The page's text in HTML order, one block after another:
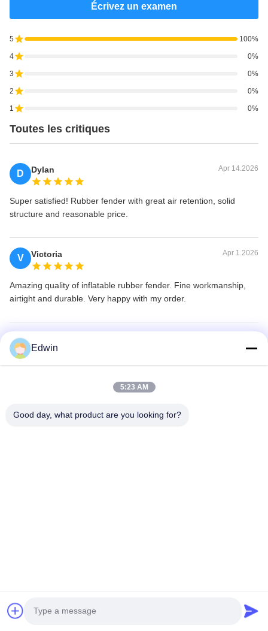
Écrivez un examen
5 100%
4 0%
3 0%
2 0%
1 0%
Toutes les critiques
D Dylan Apr 14.2026
Super satisfied! Rubber fender with great air retention, solid
structure and reasonable price.
V Victoria Apr 1.2026
Amazing quality of inflatable rubber fender. Fine workmanship,
airtight and durable. Very happy with my order.
M
my questions quickly and patiently. I asked a lot of questions, but
Edwin
5:23 AM
Good day, what product are you looking for?